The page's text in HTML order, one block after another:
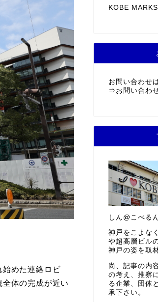
始めた連絡ロビ
体の完成が近い
KOBE
お問い合わせ
⇒ お問い合わ
しん@こべる
神戸をこよな
や超高層ビル
神戸の姿を取
尚、記事の内
の考え、推察
る企業、団体
承下さい。